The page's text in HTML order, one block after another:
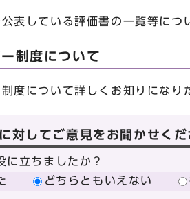
表している評価書の一覧等につ
制度について
度について詳しくお知りになり
対してご意見をお聞かせくだ
に立ちましたか？
どちらともいえない